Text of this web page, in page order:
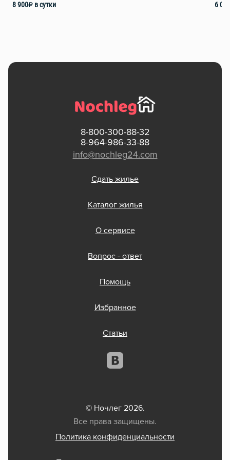
8 900₽ в сутки 6 000
8-800-300-88-32
8-964-986-33-88
info@nochleg24.com
Сдать жилье
Каталог жилья
О сервисе
Вопрос - ответ
Помощь
Избранное
Статьи
© Ночлег 2026.
Все права защищены.
Политика конфиденциальности